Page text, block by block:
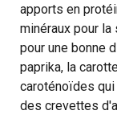
apports en
minéraux pour
pour une bonne
paprika, la
caroténoïdes
des crevettes